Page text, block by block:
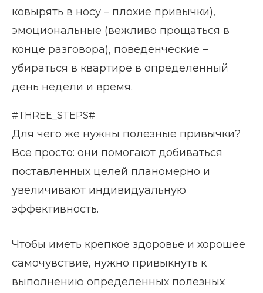
ковырять в носу – плохие привычки),
эмоциональные (вежливо прощаться в
конце разговора), поведенческие –
убираться в квартире в определенный
день недели и время.
#THREE_STEPS#
Для чего же нужны полезные привычки?
Все просто: они помогают добиваться
поставленных целей планомерно и
увеличивают индивидуальную
эффективность.
Чтобы иметь крепкое здоровье и хорошее
самочувствие, нужно привыкнуть к
выполнению определенных полезных